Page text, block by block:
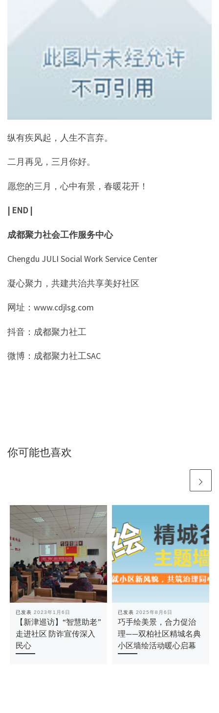
纵有疾风起，人生不言弃。
二月再见，三月你好。
愿您的三月，心中有景，春暖花开！
| END |
成都聚力社会工作服务中心
Chengdu JULI Social Work Service Center
凝心聚力，共建共治共享美好社区
网址：www.cdjlsg.com
抖音：成都聚力社工
微博：成都聚力社工SAC
你可能也喜欢
已发表 2023年1月6日
【新津巡访】“智慧助老”
走进社区 防诈宣传深入
民心
已发表 2025年8月6日
巧手绘美景，合力促治
理——双柏社区精城名典
小区墙绘活动暖心启幕